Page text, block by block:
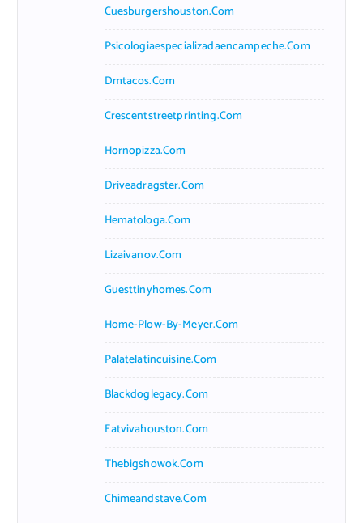
Cuesburgershouston.com
Psicologiaespecializadaencampeche.com
Dmtacos.com
Crescentstreetprinting.com
Hornopizza.com
Driveadragster.com
Hematologa.com
Lizaivanov.com
Guesttinyhomes.com
Home-Plow-By-Meyer.com
Palatelatincuisine.com
Blackdoglegacy.com
Eatvivahouston.com
Thebigshowok.com
Chimeandstave.com